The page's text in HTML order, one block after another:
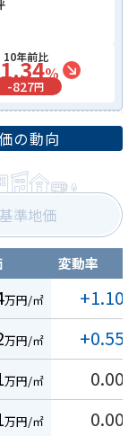
10年前比
%
-827円
の動向
基準地価
変動率
万円/㎡ +1.10
万円/㎡ +0.55
万円/㎡ 0.00
万円/㎡ 0.00